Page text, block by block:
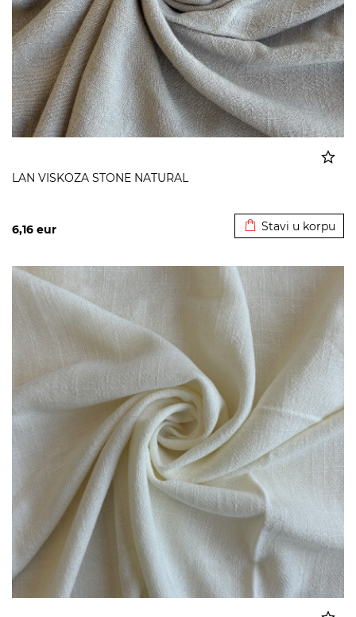
LAN VISKOZA STONE NATURAL
6,16 eur Stavi u korpu